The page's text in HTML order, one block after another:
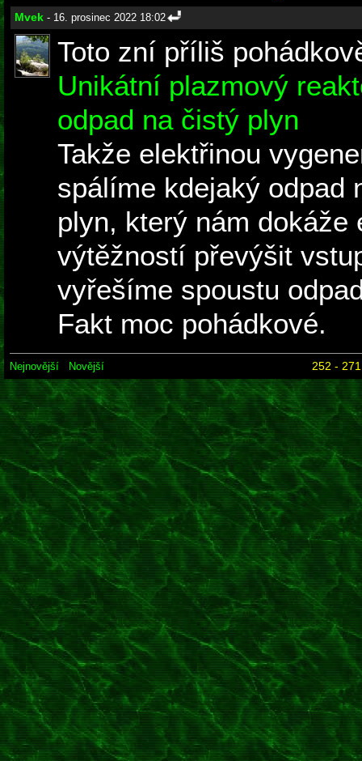
Mvek - 16. prosinec 2022 18:02
Toto zní příliš
Unikátní plazmový
odpad na čistý plyn
Takže elektřinou
spálíme kdejaký odpad
plyn, který nám dokáže
výtěžností převýšit
vyřešíme spoustu
Fakt moc pohádkové.
Nejnovější Novější 252 -